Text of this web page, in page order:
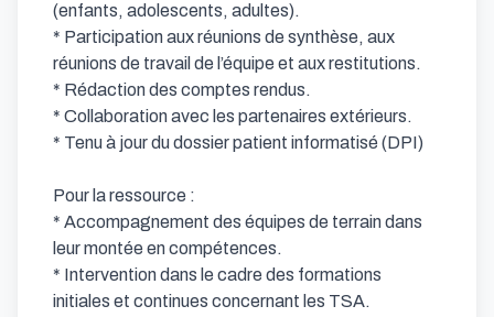
(enfants, adolescents, adultes).
* Participation aux réunions de synthèse, aux
réunions de travail de l’équipe et aux restitutions.
* Rédaction des comptes rendus.
* Collaboration avec les partenaires extérieurs.
* Tenu à jour du dossier patient informatisé (DPI)
Pour la ressource :
* Accompagnement des équipes de terrain dans
leur montée en compétences.
* Intervention dans le cadre des formations
initiales et continues concernant les TSA.